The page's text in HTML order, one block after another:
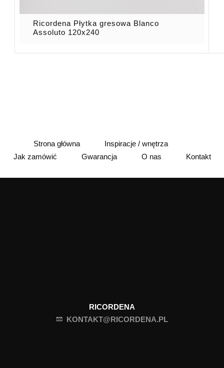
Ricordena Płytka gresowa Blanco
Assoluto 120x240
Strona główna
Inspiracje / wnętrza
Jak zamówić
Gwarancja O nas Kontakt
RICORDENA
KONTAKT@RICORDENA.PL